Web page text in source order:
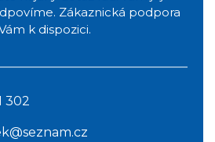
Zákaznická podpora
k dispozici.
302